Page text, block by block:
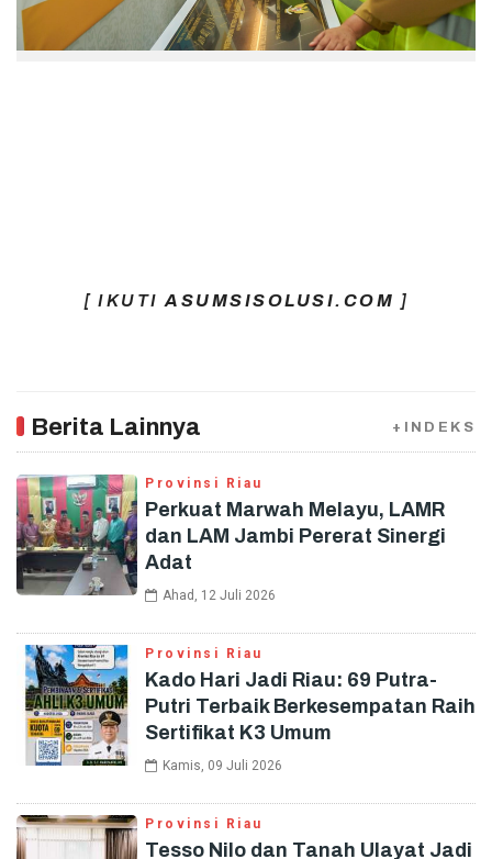
[ IKUTI ASUMSISOLUSI.COM ]
Berita Lainnya +INDEKS
Provinsi Riau
Perkuat Marwah Melayu, LAMR
dan LAM Jambi Pererat Sinergi
Adat
Ahad, 12 Juli 2026
Provinsi Riau
Kado Hari Jadi Riau: 69 Putra-
Putri Terbaik Berkesempatan Raih
Sertifikat K3 Umum
Kamis, 09 Juli 2026
Provinsi Riau
Tesso Nilo dan Tanah Ulayat Jadi